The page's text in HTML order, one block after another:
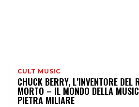
CULT MUSIC
CHUCK BERRY, L’INVENTORE DEL
MORTO – IL MONDO DELLA
PIETRA MILIARE